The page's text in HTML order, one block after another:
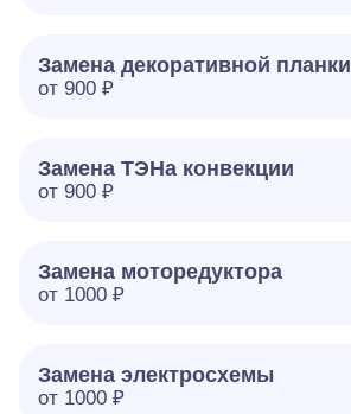
Замена декоративной планки
от 900 ₽
Замена ТЭНа конвекции
от 900 ₽
Замена моторедуктора
от 1000 ₽
Замена электросхемы
от 1000 ₽